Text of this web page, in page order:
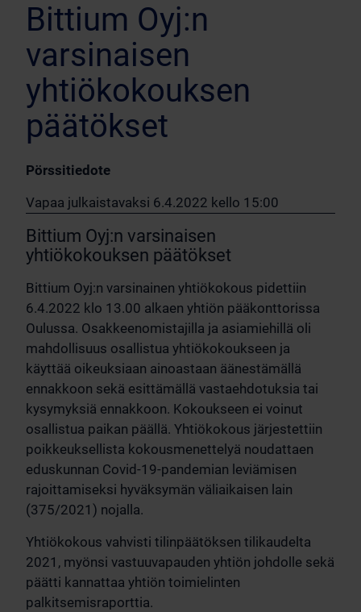
Bittium Oyj:n
varsinaisen
yhtiökokouksen
päätökset
Pörssitiedote
Vapaa julkaistavaksi 6.4.2022 kello 15:00
Bittium Oyj:n varsinaisen
yhtiökokouksen päätökset
Bittium Oyj:n varsinainen yhtiökokous pidettiin
6.4.2022 klo 13.00 alkaen yhtiön pääkonttorissa
Oulussa. Osakkeenomistajilla ja asiamiehillä oli
mahdollisuus osallistua yhtiökokoukseen ja
käyttää oikeuksiaan ainoastaan äänestämällä
ennakkoon sekä esittämällä vastaehdotuksia tai
kysymyksiä ennakkoon. Kokoukseen ei voinut
osallistua paikan päällä. Yhtiökokous järjestettiin
poikkeuksellista kokousmenettelyä noudattaen
eduskunnan Covid-19-pandemian leviämisen
rajoittamiseksi hyväksymän väliaikaisen lain
(375/2021) nojalla.
Yhtiökokous vahvisti tilinpäätöksen tilikaudelta
2021, myönsi vastuuvapauden yhtiön johdolle sekä
päätti kannattaa yhtiön toimielinten
palkitsemisraporttia.